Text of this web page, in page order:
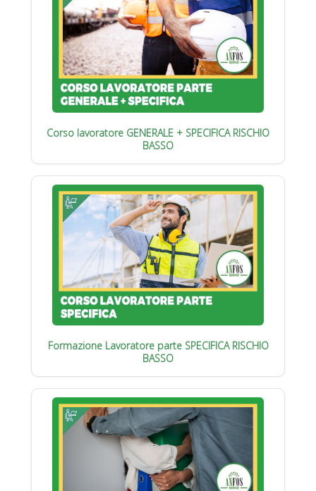
Corso lavoratore GENERALE + SPECIFICA RISCHIO
BASSO
Formazione Lavoratore parte SPECIFICA RISCHIO
BASSO